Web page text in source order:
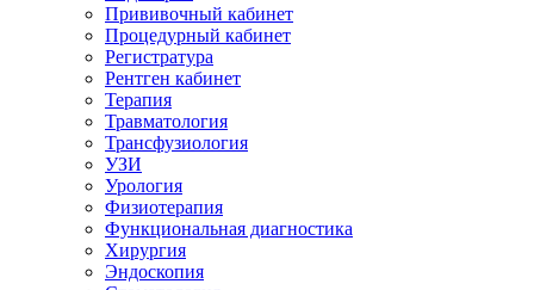
Прививочный кабинет
Процедурный кабинет
Регистратура
Рентген кабинет
Терапия
Травматология
Трансфузиология
УЗИ
Урология
Физиотерапия
Функциональная диагностика
Хирургия
Эндоскопия